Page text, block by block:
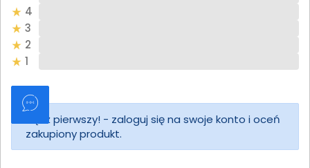
4
3
2
1
Bądź pierwszy! - zaloguj się na swoje konto i oceń
zakupiony produkt.